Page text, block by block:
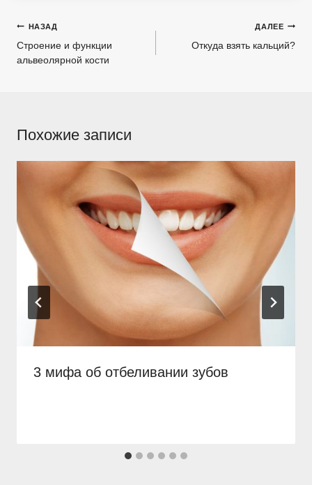
Навигация
по
записям
НАЗАД
Строение и функции
альвеолярной кости
ДАЛЕЕ
Откуда взять кальций?
Похожие записи
3 мифа об отбеливании зубов